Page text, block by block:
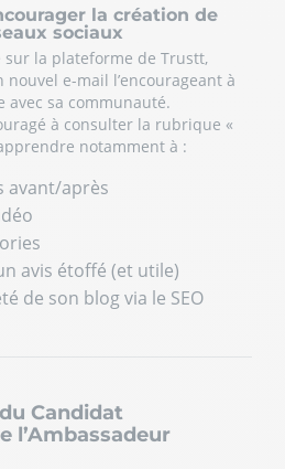
la création de
sociaux
sur la plateforme de Trustt,
nouvel e-mail l’encourageant à
avec sa communauté.
à consulter la rubrique «
notamment à :
avant/après
avis étoffé (et utile)
de son blog via le SEO
Candidat
l’Ambassadeur